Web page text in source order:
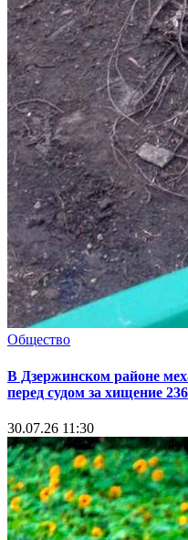
Общество
В Дзержинском районе
перед судом за хищение
30.07.26 11:30